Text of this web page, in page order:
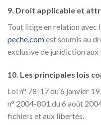
9. Droit applicable et
Tout litige en relation avec
peche.comest soumis au
exclusive de juridiction aux
10. Les principales lois
Loi n° 78-17 du 6 janvier
n° 2004-801 du 6 août
fichiers et aux libertés.